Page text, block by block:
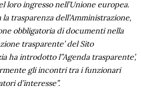
loro ingresso nell’Unione europea.
trasparenza dell’Amministrazione,
obbligatoria di documenti nella
trasparente’ del Sito
ha introdotto l’’Agenda trasparente’,
gli incontri tra i funzionari
d’interesse”.